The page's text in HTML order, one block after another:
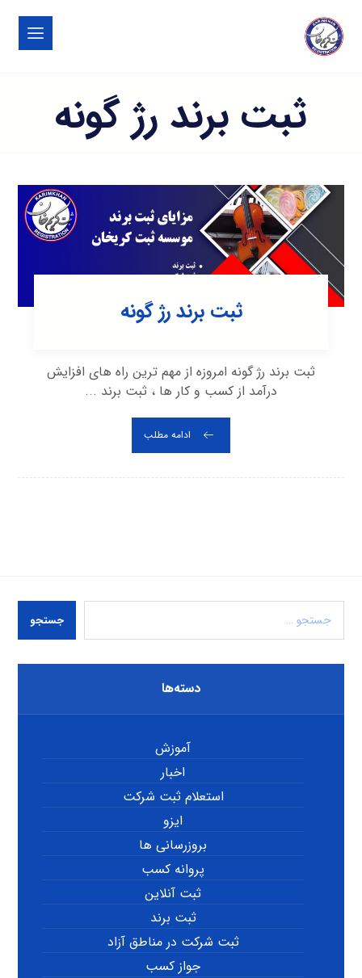
ثبت برند رژ گونه
ثبت برند رژ گونه
ثبت برند رژ گونه امروزه از مهم ترین راه های افزایش
درآمد از کسب و کار ها ، ثبت برند ...
ادامه مطلب
جستجو
دسته‌ها
آموزش
اخبار
استعلام ثبت شرکت
ایزو
بروزرسانی ها
پروانه کسب
ثبت آنلاین
ثبت برند
ثبت شرکت در مناطق آزاد
جواز کسب